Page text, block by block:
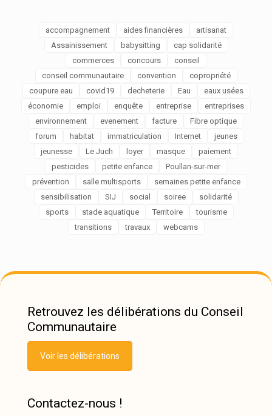
accompagnement aides financières
artisanat
Assainissement
babysitting
cap solidarité
commerces
concours
conseil
conseil communautaire
convention
copropriété
coupure eau
covid19 decheterie Eau
eaux usées
économie
emploi enquête entreprise
entreprises
environnement
evenement facture
Fibre optique
forum
habitat immatriculation Internet
jeunes
jeunesse
Le Juch loyer masque
paiement
pesticides
petite enfance
Poullan-sur-mer
prévention
salle multisports
semaines petite enfance
sensibilisation
SIJ social soiree
solidarité
sports
stade aquatique Territoire
tourisme
transitions
travaux webcams
Retrouvez les délibérations du Conseil
Communautaire
Voir les délibérations
Contactez-nous !